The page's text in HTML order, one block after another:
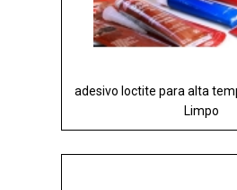
adesivo loctite para alta
Limpo